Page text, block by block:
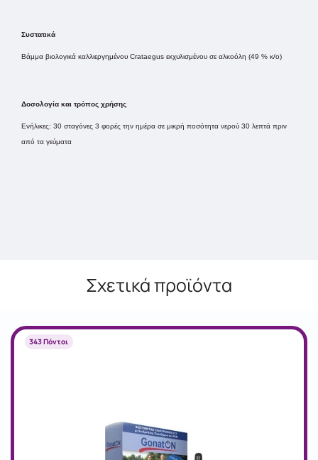
Συστατικά
Βάμμα βιολογικά καλλιεργημένου Crataegus εκχυλισμένου σε αλκοόλη (49 % κ/ο)
Δοσολογία και τρόπος χρήσης
Ενήλικες: 30 σταγόνες 3 φορές την ημέρα σε μικρή ποσότητα νερού 30 λεπτά πριν
από τα γεύματα
Σχετικά προϊόντα
343 Πόντοι